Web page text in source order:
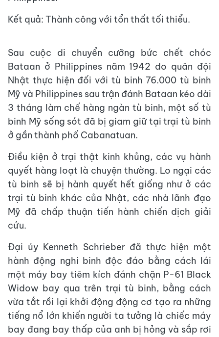
Kết quả: Thành công với tổn thất tối thiểu.
Sau cuộc di chuyển cưỡng bức chết chóc
Bataan ở Philippines năm 1942 do quân đội
Nhật thực hiện đối với tù binh 76.000 tù binh
Mỹ và Philippines sau trận đánh Bataan kéo dài
3 tháng làm chế hàng ngàn tù binh, một số tù
binh Mỹ sống sót đã bị giam giữ tại trại tù binh
ở gần thành phố Cabanatuan.
Điều kiện ở trại thật kinh khủng, các vụ hành
quyết hàng loạt là chuyện thường. Lo ngại các
tù binh sẽ bị hành quyết hết giống như ở các
trại tù binh khác của Nhật, các nhà lãnh đạo
Mỹ đã chấp thuận tiến hành chiến dịch giải
cứu.
Đại úy Kenneth Schrieber đã thực hiện một
hành động nghi binh độc đáo bằng cách lái
một máy bay tiêm kích đánh chặn P-61 Black
Widow bay qua trên trại tù binh, bằng cách
vừa tắt rồi lại khởi động động cơ tạo ra những
tiếng nổ lớn khiến người ta tưởng là chiếc máy
bay đang bay thấp của anh bị hỏng và sắp rơi